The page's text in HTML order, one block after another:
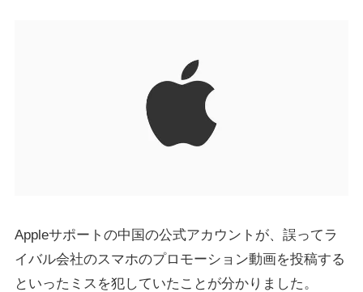
Appleサポートの中国の公式アカウントが、誤ってラ
イバル会社のスマホのプロモーション動画を投稿する
といったミスを犯していたことが分かりました。